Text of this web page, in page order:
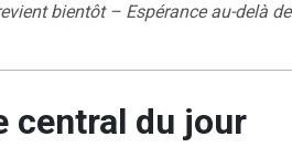
bientôt – Espérance au-delà de
central du jour